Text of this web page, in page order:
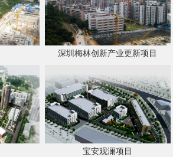
深圳梅林创新产业更新项目
宝安观澜项目